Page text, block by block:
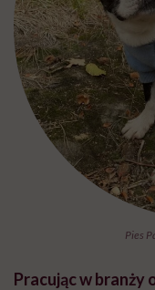
Pies
Pracując w branży